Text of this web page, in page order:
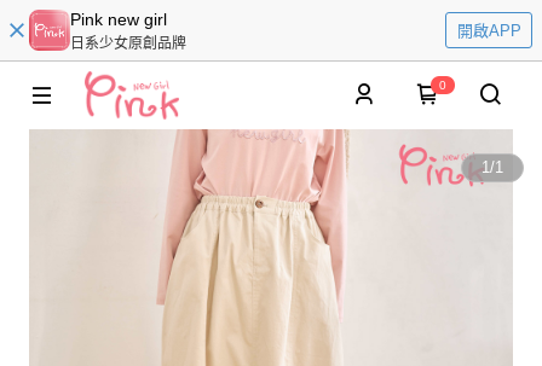
Pink new girl
日系少女原創品牌
開啟APP
0
1/1